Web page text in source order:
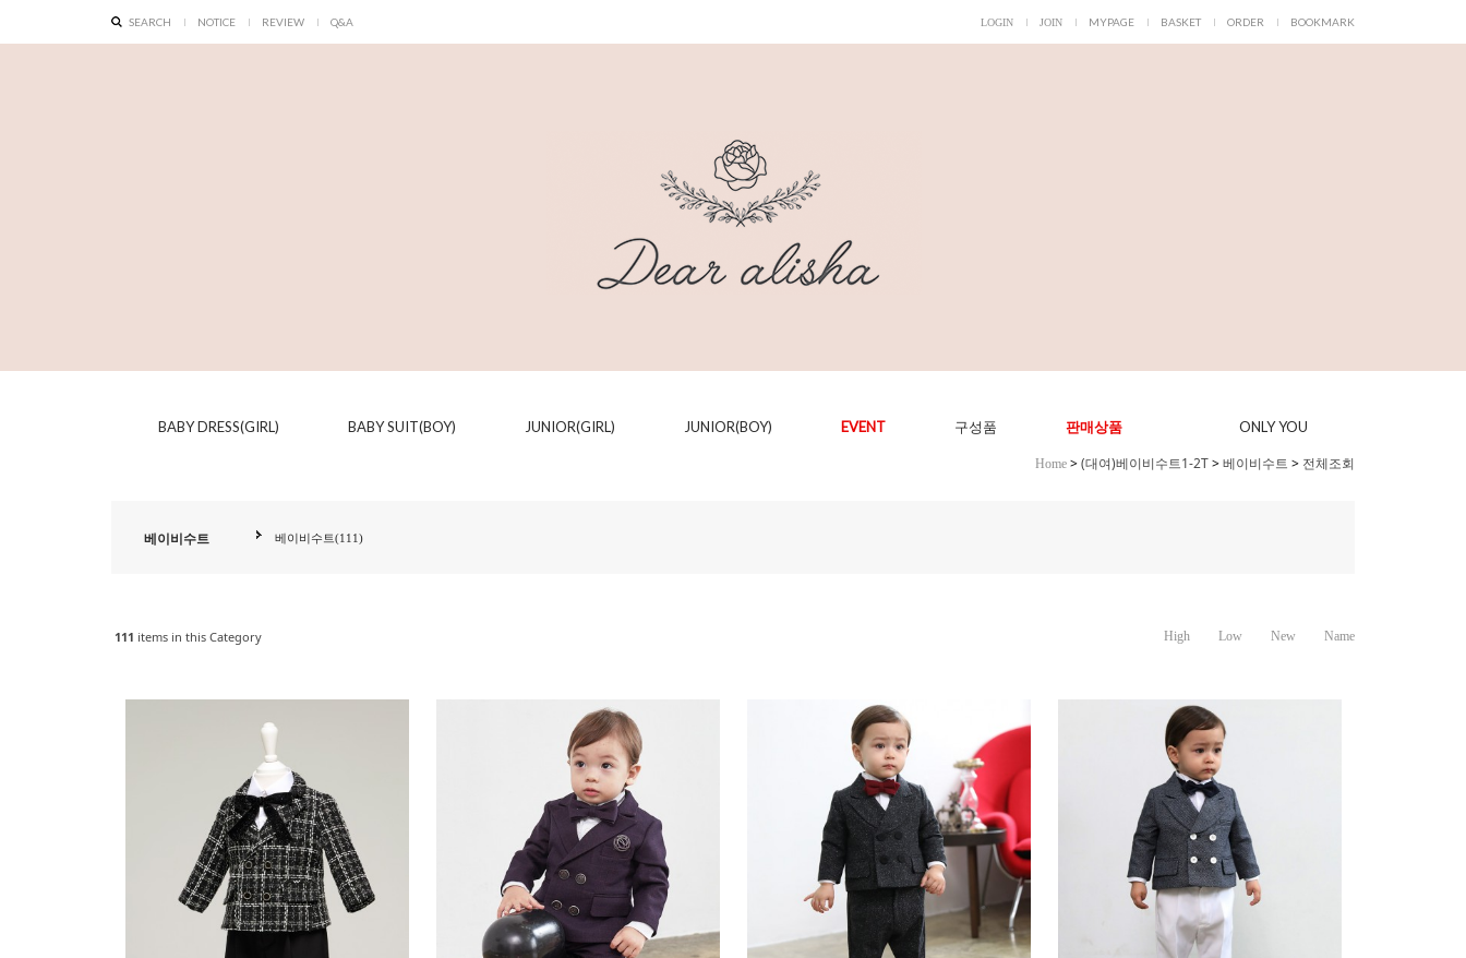
SEARCH NOTICE REVIEW Q&A LOGIN JOIN MYPAGE BASKET ORDER BOOKMARK
BABY DRESS(GIRL) BABY SUIT(BOY) JUNIOR(GIRL) JUNIOR(BOY) EVENT 구성품 판매상품 ONLY YOU
Home >(대여)베이비수트1-2T>베이비수트 > 전체조회
베이비수트 베이비수트(111)
111 items in this Category High Low New Name